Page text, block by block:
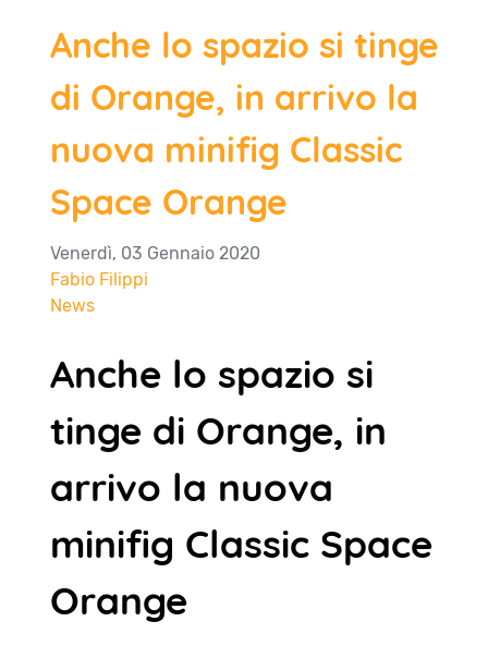
Anche lo spazio si tinge
di Orange, in arrivo la
nuova minifig Classic
Space Orange
Venerdì, 03 Gennaio 2020
Fabio Filippi
News
Anche lo spazio si
tinge di Orange, in
arrivo la nuova
minifig Classic Space
Orange